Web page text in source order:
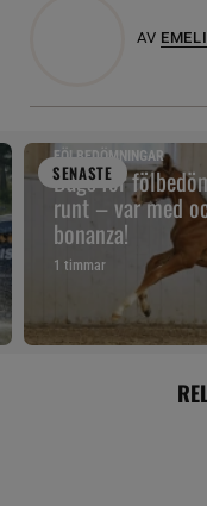
AV
SENASTE
FÖLBEDÖMNINGAR
Dags för
runt – var med
bonanza!
1 timmar